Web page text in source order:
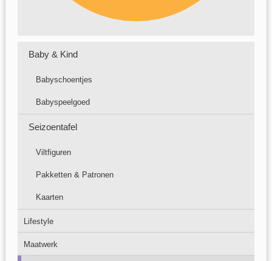
Baby & Kind
Babyschoentjes
Babyspeelgoed
Seizoentafel
Viltfiguren
Pakketten & Patronen
Kaarten
Lifestyle
Maatwerk